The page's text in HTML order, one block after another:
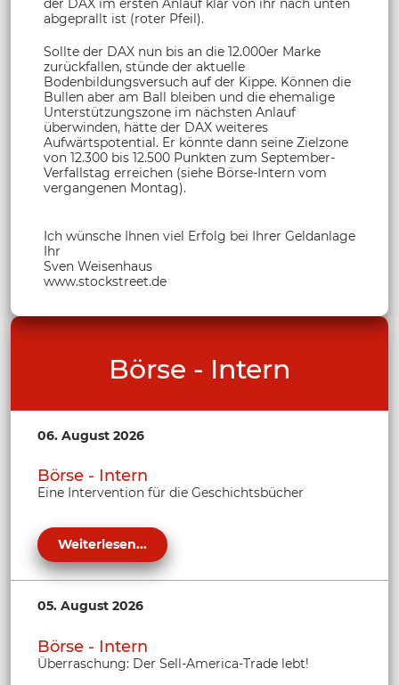
der DAX im ersten Anlauf klar von ihr nach unten
abgeprallt ist (roter Pfeil).
Sollte der DAX nun bis an die 12.000er Marke
zurückfallen, stünde der aktuelle
Bodenbildungsversuch auf der Kippe. Können die
Bullen aber am Ball bleiben und die ehemalige
Unterstützungszone im nächsten Anlauf
überwinden, hätte der DAX weiteres
Aufwärtspotential. Er könnte dann seine Zielzone
von 12.300 bis 12.500 Punkten zum September-
Verfallstag erreichen (siehe Börse-Intern vom
vergangenen Montag).
Ich wünsche Ihnen viel Erfolg bei Ihrer Geldanlage
Ihr
Sven Weisenhaus
www.stockstreet.de
Börse - Intern
06. August 2026
Börse - Intern
Eine Intervention für die Geschichtsbücher
Weiterlesen...
05. August 2026
Börse - Intern
Überraschung: Der Sell-America-Trade lebt!